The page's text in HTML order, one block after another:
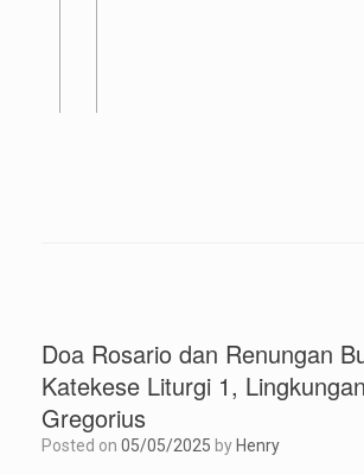
Doa Rosario dan Renungan
Katekese Liturgi 1,
Gregorius
Posted on 05/05/2025 by Henry